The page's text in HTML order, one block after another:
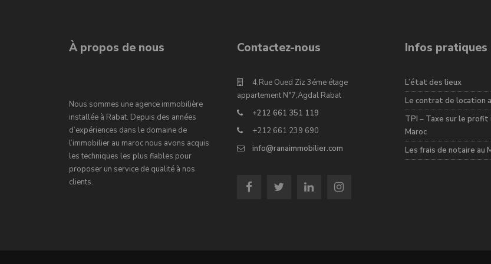
À propos de nous
Nous sommes une agence immobilière
installée à Rabat. Depuis des années
d’expériences dans le domaine de
l’immobilier au maroc nous avons acquis
les techniques les plus fiables pour
proposer un service de qualité à nos
clients.
Contactez-nous
4,Rue Oued Ziz 3éme étage
appartement N°7,Agdal Rabat
+212 661 351 119
+212 661 239 690
info@ranaimmobilier.com
Infos pratiques
L’état des lieux
Le contrat de location
TPI – Taxe sur le profit
Maroc
Les frais de notaire au